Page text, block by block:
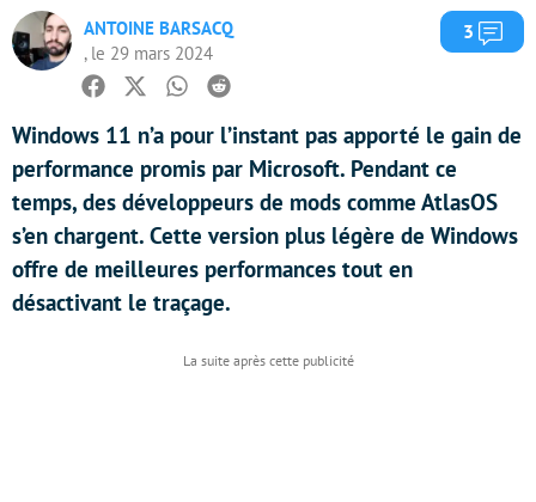
ANTOINE BARSACQ
, le 29 mars 2024
3
Facebook
TwitterWhatsapp
Reddit
Windows 11 n’a pour l’instant pas apporté le gain de
performance promis par Microsoft. Pendant ce
temps, des développeurs de mods comme AtlasOS
s’en chargent. Cette version plus légère de Windows
offre de meilleures performances tout en
désactivant le traçage.